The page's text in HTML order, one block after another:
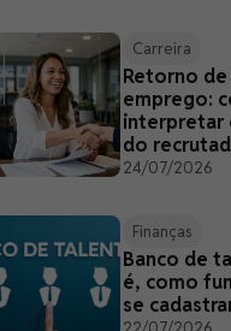
Carreira
Retorno
emprego:
interpretar
do
24/07/2026
Finanças
Banco de
é, como
se